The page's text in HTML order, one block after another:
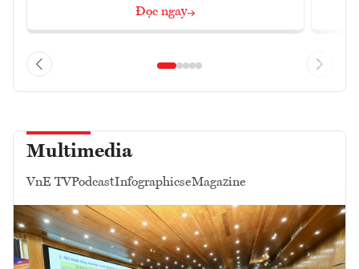
Đọc ngay
Multimedia
VnE TVPodcastInfographicseMagazine